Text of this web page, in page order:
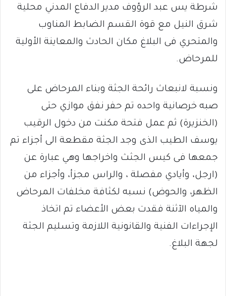
شرطة يس عبد الرؤوف مدير الدفاع المدني محلية
شرق النيل مع قوة القسم الضابط المناوب
والمتحري فى البلاغ مكان الحادث والمعاينة الأولية
للمرحاض.
ونسبة لانبعاث رائحة الجثة وبناء المرحاض على
صبه خرصانية واحده تم حفر نفق موازي حتى
(الخنزيرة) ثم عمل فتحة مكنت من دخول الرقيب
يوسف الطيب الذى وجد الجثة مقطعة الى أجزاء تم
جمعها فى كيس الجثث واخراجها وهي عبارة عن
(ارجل، وأيادي مفصلة ، والراس مجزأ، وأجزاء من
الظهر، والحوض) نسبه لكثافة مخلفات المرحاض
والمياه الآثنة فقدت بعض الأعضاء تم اتخاذ
الإجراءات الفنية والقانونية اللازمة وتسليم الجثة
لجهة البلاغ.